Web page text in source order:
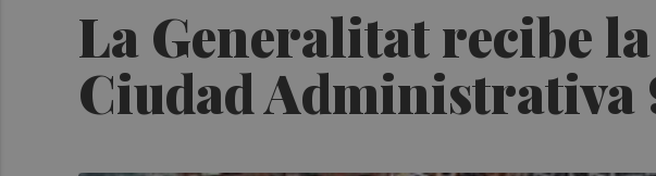
La Generalitat recibe
Ciudad Administrativa